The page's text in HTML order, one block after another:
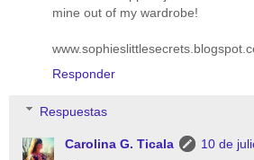
mine out of my wardrobe!
Responder
Respuestas
Carolina G. Ticala
10 de